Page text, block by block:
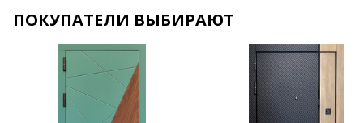
Хочу такую
ПОКУПАТЕЛИ ВЫБИРАЮТ